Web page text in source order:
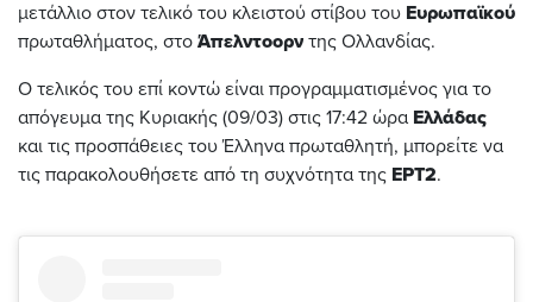
μετάλλιο στον τελικό του κλειστού στίβου του Ευρωπαϊκού
πρωταθλήματος, στο Άπελντοορν της Ολλανδίας.
Ο τελικός του επί κοντώ είναι προγραμματισμένος για το
απόγευμα της Κυριακής (09/03) στις 17:42 ώρα Ελλάδας
και τις προσπάθειες του Έλληνα πρωταθλητή, μπορείτε να
τις παρακολουθήσετε από τη συχνότητα της ΕΡΤ2.